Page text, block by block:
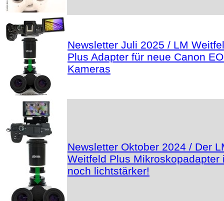
Newsletter Juli 2025 / LM
Plus Adapter für neue Canon
Kameras
Newsletter Oktober 2024 / Der
Weitfeld Plus Mikroskopadapter
noch lichtstärker!